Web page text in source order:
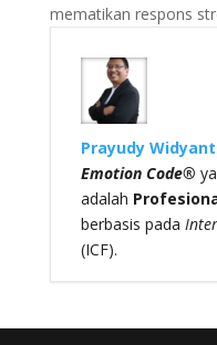
mematikan respons
Prayudy
Emotion Code®
adalah
berbasis pada
(ICF).